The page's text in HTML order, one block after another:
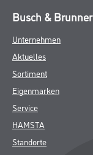
Busch & Brunner
Unternehmen
Aktuelles
Sortiment
Eigenmarken
Service
HAMSTA
Standorte